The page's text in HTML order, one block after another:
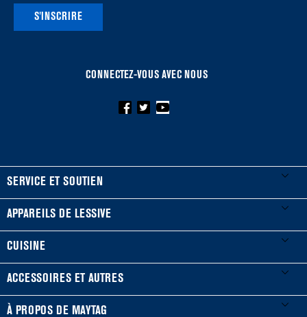
S'INSCRIRE
CONNECTEZ-VOUS AVEC NOUS
FOOTER
SERVICE ET SOUTIEN
Mes électroménagers
Enregistrer un produit
Guides et documentation
Planifier une installation
APPAREILS DE LESSIVE
Laveuses et sécheuses
Laveuses à chargement frontal
Laveuses à chargement vertical
CUISINE
Réfrigérateurs
Portes françaises
ACCESSOIRES ET AUTRES
Accessoires
À PROPOS DE MAYTAG